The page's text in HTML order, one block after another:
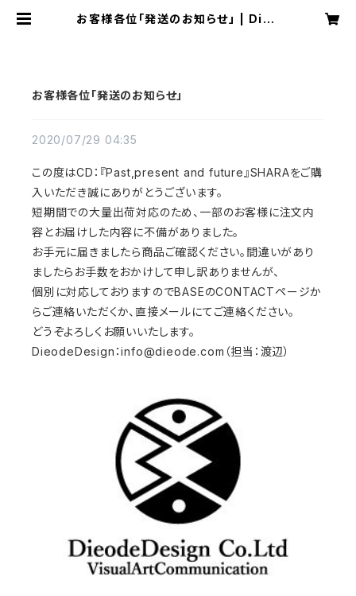
お客様各位「発送のお知らせ」 | Dieo
お客様各位「発送のお知らせ」
2020/07/29 04:35
この度はCD：『Past,present and future』SHARAをご購
入いただき誠にありがとうございます。
短期間での大量出荷対応のため、一部のお客様に注文内
容とお届けした内容に不備がありました。
お手元に届きましたら商品ご確認ください。間違いがあり
ましたらお手数をおかけして申し訳ありませんが、
個別に対応しておりますのでBASEのCONTACTページか
らご連絡いただくか、直接メールにてご連絡ください。
どうぞよろしくお願いいたします。
DieodeDesign：info@dieode.com （担当：渡辺）